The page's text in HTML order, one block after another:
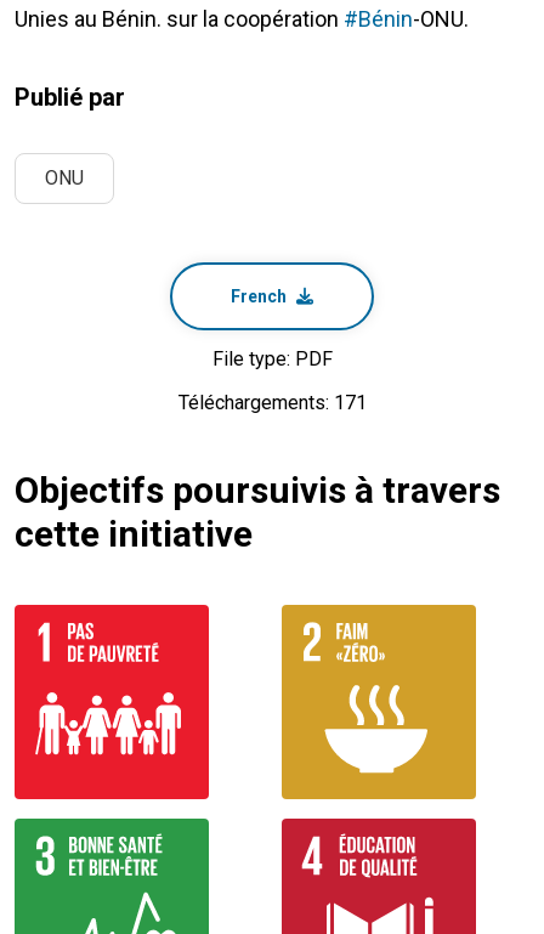
Unies au Bénin. sur la coopération #Bénin-ONU.
Publié par
ONU
French
File type: PDF
Téléchargements: 171
Objectifs poursuivis à travers
cette initiative